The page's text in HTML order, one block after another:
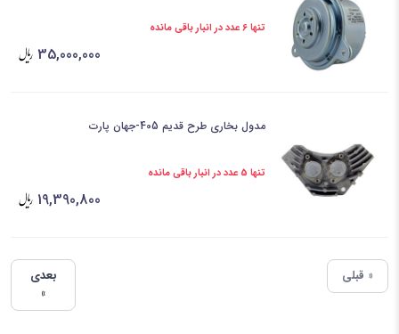
تنها 6 عدد در انبار باقی مانده
35,000,000
مدول بخاری طرح قدیم 405-جهان پارت
تنها 5 عدد در انبار باقی مانده
19,390,800
« قبلی
بعدی
»